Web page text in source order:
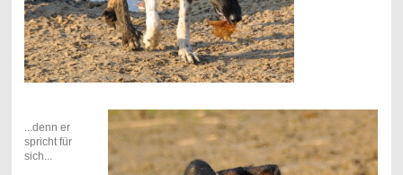
...denn er
spricht für
sich...